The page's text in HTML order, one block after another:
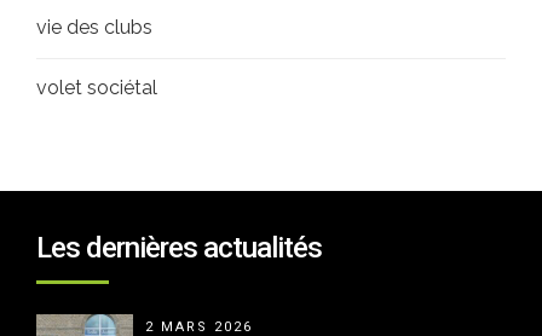
vie des clubs
volet sociétal
Les dernières actualités
2 MARS 2026